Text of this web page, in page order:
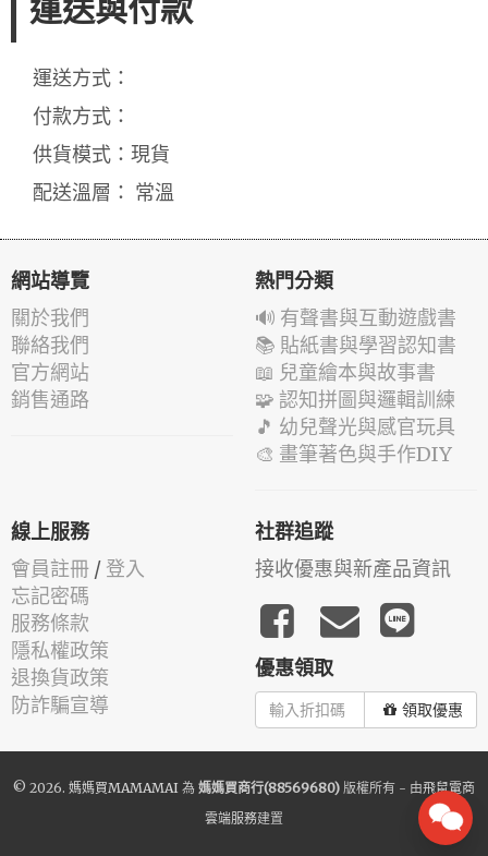
運送與付款
運送方式：
付款方式：
供貨模式：現貨
配送溫層： 常溫
網站導覽
關於我們
聯絡我們
官方網站
銷售通路
熱門分類
🔊 有聲書與互動遊戲書
📚 貼紙書與學習認知書
📖 兒童繪本與故事書
🧩 認知拼圖與邏輯訓練
🎵 幼兒聲光與感官玩具
🎨 畫筆著色與手作DIY
線上服務
會員註冊 / 登入
忘記密碼
服務條款
隱私權政策
退換貨政策
防詐騙宣導
社群追蹤
接收優惠與新產品資訊
優惠領取
領取優惠
© 2026. 媽媽買MAMAMAI 為 媽媽買商行(88569680) 版權所有 - 由飛鼠電商
雲端服務建置